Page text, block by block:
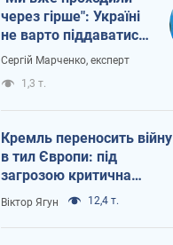
через гірше": Україні
не варто піддаватися
зневірі через
Сергій Марченко, експерт
1,3 т.
Кремль переносить війну
в тил Європи: під
загрозою критична
логістика
Віктор Ягун 12,4 т.